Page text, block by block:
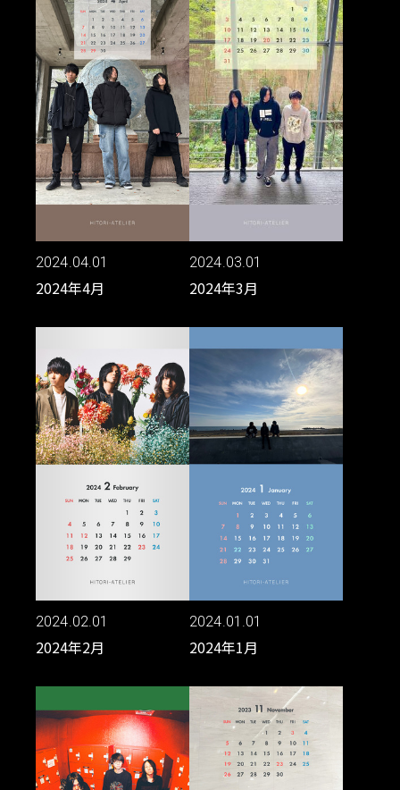
2024.04.01
2024年4月
2024.03.01
2024年3月
2024.02.01
2024年2月
2024.01.01
2024年1月